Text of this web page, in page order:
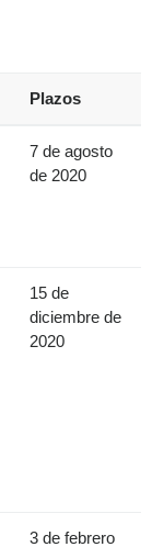
Plazos
7 de agosto
de 2020
15 de
diciembre de
2020
3 de febrero